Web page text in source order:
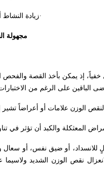
·زيادة النشاط
مجهولة
الباقين على الرغم من
الوزن علامات أو أعراضاً
أمراض المعثكلة والكبد أن تؤثر
للانسداد، أو ضيق نفس، أو
نقص الوزن الشديد